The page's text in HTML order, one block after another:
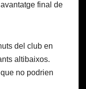
final de
del club en
altibaixos.
no podrien